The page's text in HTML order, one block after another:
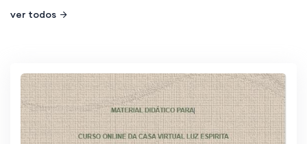
ver todos